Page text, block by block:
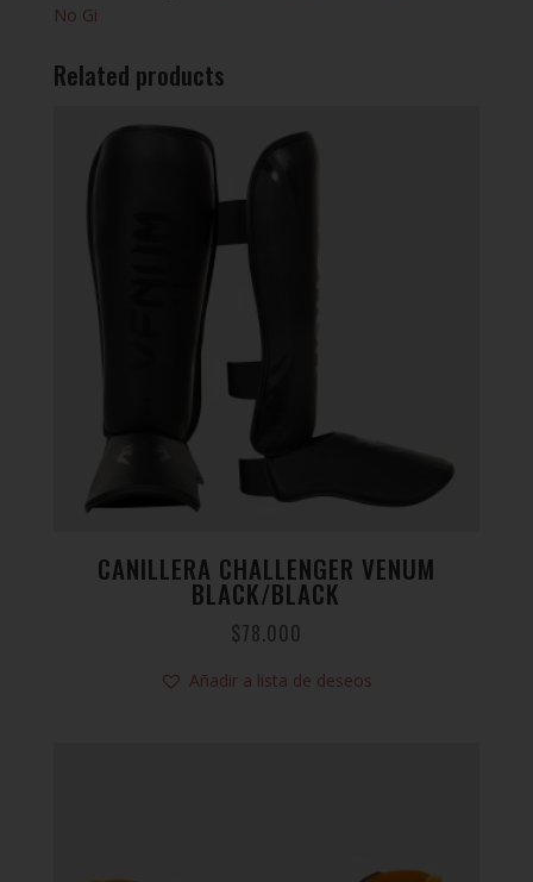
No Gi
Related products
CANILLERA CHALLENGER VENUM
BLACK/BLACK
$78.000
Añadir a lista de deseos